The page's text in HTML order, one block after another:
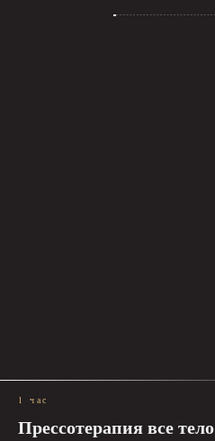
1 час
Прессотерапия все тело